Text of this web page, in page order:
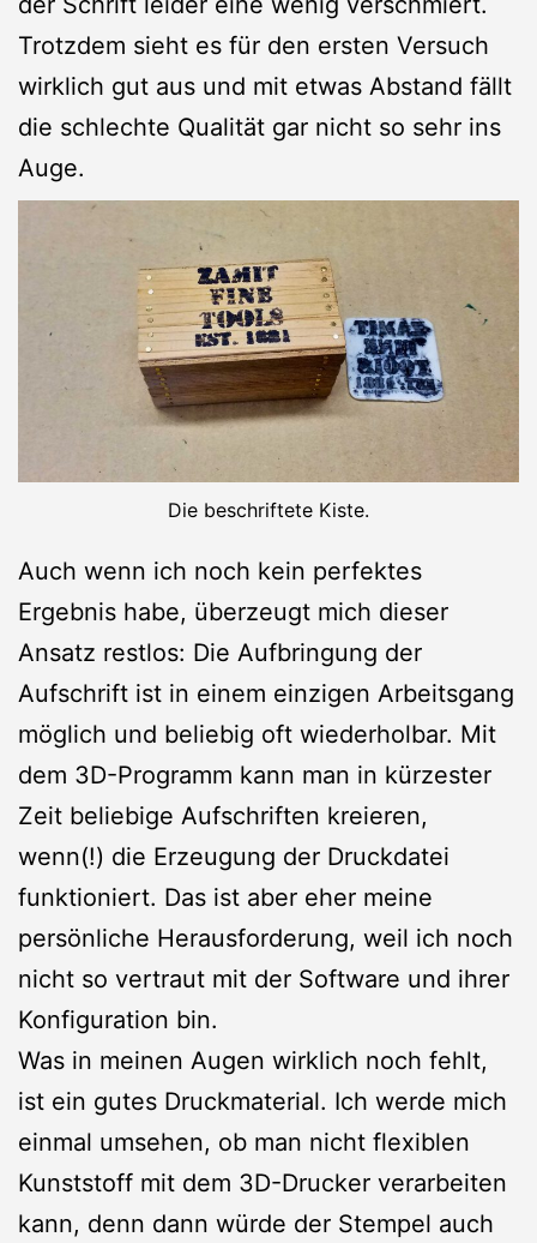
Trotzdem sieht es für den ersten Versuch
wirklich gut aus und mit etwas Abstand fällt
die schlechte Qualität gar nicht so sehr ins
Auge.
Die beschriftete Kiste.
Auch wenn ich noch kein perfektes
Ergebnis habe, überzeugt mich dieser
Ansatz restlos: Die Aufbringung der
Aufschrift ist in einem einzigen Arbeitsgang
möglich und beliebig oft wiederholbar. Mit
dem 3D-Programm kann man in kürzester
Zeit beliebige Aufschriften kreieren,
wenn(!) die Erzeugung der Druckdatei
funktioniert. Das ist aber eher meine
persönliche Herausforderung, weil ich noch
nicht so vertraut mit der Software und ihrer
Konfiguration bin.
Was in meinen Augen wirklich noch fehlt,
ist ein gutes Druckmaterial. Ich werde mich
einmal umsehen, ob man nicht flexiblen
Kunststoff mit dem 3D-Drucker verarbeiten
kann, denn dann würde der Stempel auch